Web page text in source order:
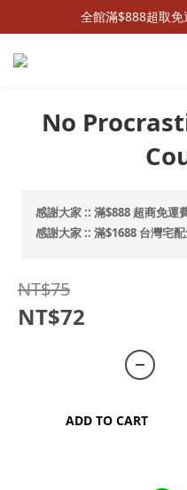
全館滿$888超取
No
感謝大家 :: 滿$888 超商免
感謝大家 :: 滿$1688 台灣宅
NT$75
NT$72
ADD TO CART